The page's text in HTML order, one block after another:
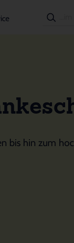
bis hin zum